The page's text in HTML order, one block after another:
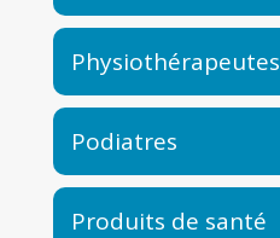
Physiothérapeutes
Podiatres
Produits de santé